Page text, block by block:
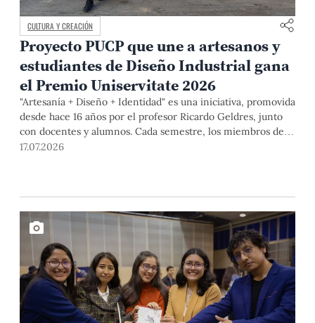
CULTURA Y CREACIÓN
Proyecto PUCP que une a artesanos y
estudiantes de Diseño Industrial gana
el Premio Uniservitate 2026
"Artesanía + Diseño + Identidad" es una iniciativa, promovida
desde hace 16 años por el profesor Ricardo Geldres, junto
con docentes y alumnos. Cada semestre, los miembros del
equipo y artistas populares desarrollan propuestas que
17.07.2026